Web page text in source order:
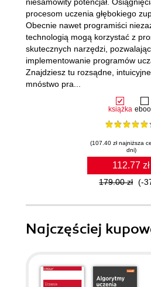
książka
(107.40 zł najniższa
dni)
112.77 zł
179.00 zł (-
niesamowity potencjał.
procesom uczenia głębokiego
Obecnie nawet programiści
technologią mogą korzystać z
skutecznych narzędzi,
implementowanie programów
Znajdziesz tu rozsądne,
mnóstwo pra...
Najczęściej